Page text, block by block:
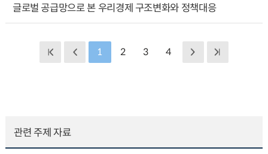
글로벌 공급망으로 본 우리경제 구조변화와 정책대응
1 2 3 4
관련 주제 자료